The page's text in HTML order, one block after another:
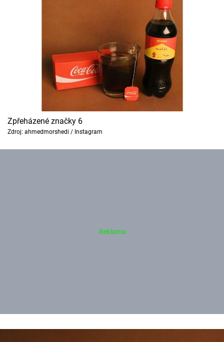
Zpřeházené značky 6
Zdroj: ahmedmorshedi / Instagram